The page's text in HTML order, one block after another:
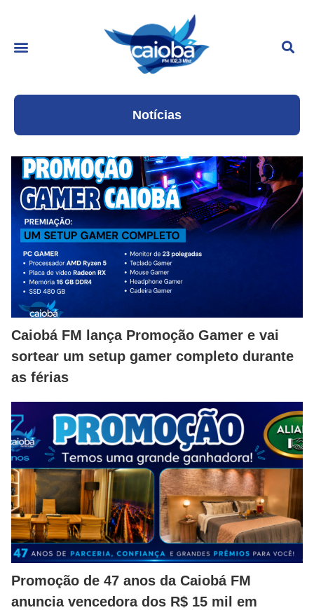
Notícias
Caiobá FM lança Promoção Gamer e vai
sortear um setup gamer completo durante
as férias
Promoção de 47 anos da Caiobá FM
anuncia vencedora dos R$ 15 mil em